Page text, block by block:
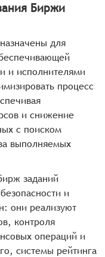
Биржи
для
и исполнителями
процесс
и снижение
с поиском
выполняемых
заданий
и
они реализуют
контроля
операций и
системы рейтинга